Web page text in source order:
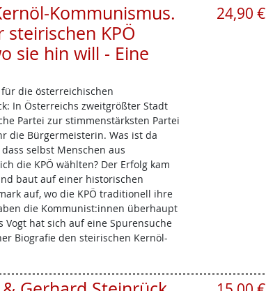
Kommunismus.
KPÖ
sie hin will - Eine
die österreichischen
In Österreichs zweitgrößter Stadt
Partei zur stimmenstärksten Partei
die Bürgermeisterin. Was ist da
selbst Menschen aus
die KPÖ wählten? Der Erfolg kam
baut auf einer historischen
auf, wo die KPÖ traditionell ihre
die Kommunist:innen überhaupt
Vogt hat sich auf eine Spurensuche
Biografie den steirischen Kernöl-
24,90 €